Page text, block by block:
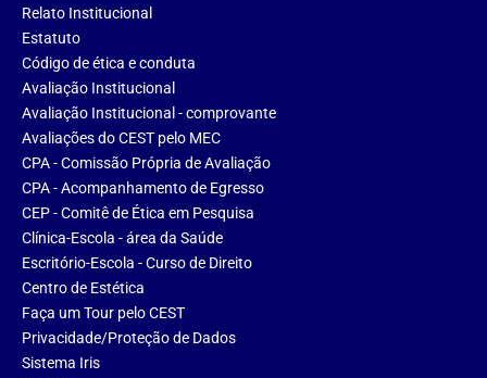
Relato Institucional
Estatuto
Código de ética e conduta
Avaliação Institucional
Avaliação Institucional - comprovante
Avaliações do CEST pelo MEC
CPA - Comissão Própria de Avaliação
CPA - Acompanhamento de Egresso
CEP - Comitê de Ética em Pesquisa
Clínica-Escola - área da Saúde
Escritório-Escola - Curso de Direito
Centro de Estética
Faça um Tour pelo CEST
Privacidade/Proteção de Dados
Sistema Iris